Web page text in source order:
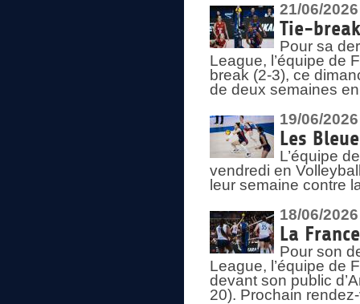
21/06/2026
Tie-
Pour sa
League, l’équipe de
break (2-3), ce
de deux semaines
19/06/2026
Les
L’équipe
vendredi en
leur semaine contre
18/06/2026
La
Pour son
League, l’équipe de
devant son public
20). Prochain